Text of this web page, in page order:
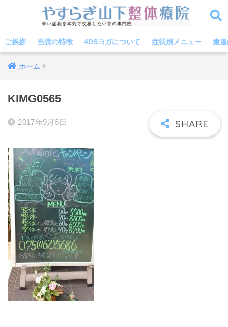
ご挨拶 当院の特徴 4DSヨガについて 症状別メニュー 癒
ホーム
KIMG0565
2017年9月6日